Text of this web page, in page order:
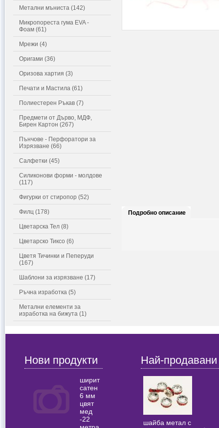
Метални мъниста (142)
Микропореста гума EVA -
Фоам (61)
Мрежи (4)
Оригами (36)
Оризова хартия (3)
Печати и Мастила (61)
Полиестерен Ръкав (7)
Предмети от Дърво, МДФ,
Бирен Картон (267)
Пънчове - Перфоратори за
Изрязване (66)
Салфетки (45)
Силиконови форми - молдове
(117)
Фигурки от стиропор (52)
Филц (178)
Цветарска Тел (8)
Цветарско Тиксо (6)
Цветя Тичинки и Пеперуди
(167)
Шаблони за изрязване (17)
Ръчна изработка (5)
Метални елементи за
изработка на бижута (1)
Подробно описание
Нови продукти
ширит
сатен
6 мм
цвят
мед
-22
Най-продавани
шайба метал с